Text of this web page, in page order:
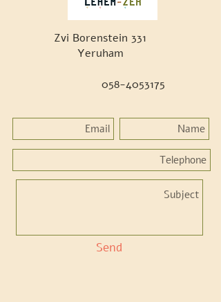
Zvi Borenstein 331
Yeruham
058-4053175
Send